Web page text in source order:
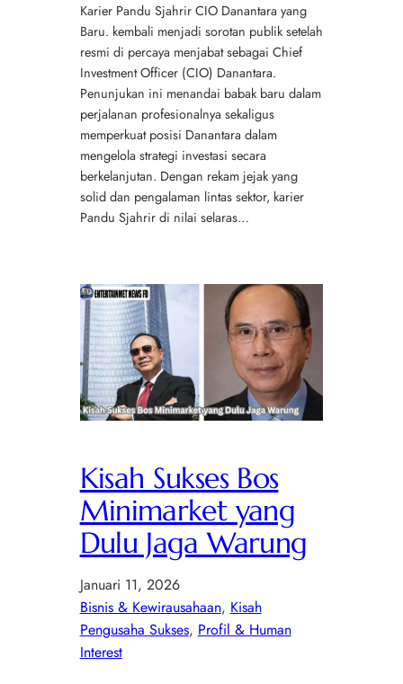
Karier Pandu Sjahrir CIO Danantara yang
Baru. kembali menjadi sorotan publik setelah
resmi di percaya menjabat sebagai Chief
Investment Officer (CIO) Danantara.
Penunjukan ini menandai babak baru dalam
perjalanan profesionalnya sekaligus
memperkuat posisi Danantara dalam
mengelola strategi investasi secara
berkelanjutan. Dengan rekam jejak yang
solid dan pengalaman lintas sektor, karier
Pandu Sjahrir di nilai selaras…
Kisah Sukses Bos
Minimarket yang
Dulu Jaga Warung
Januari 11, 2026
Bisnis & Kewirausahaan, Kisah
Pengusaha Sukses, Profil & Human
Interest